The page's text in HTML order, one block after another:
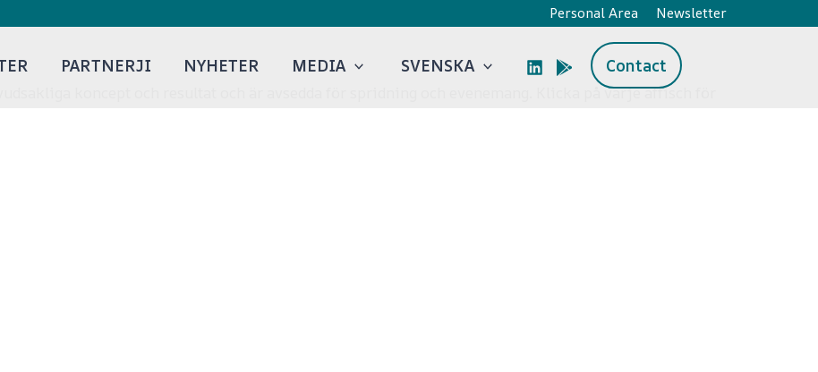
Personal Area Newsletter
PARTNERJI NYHETER MEDIA SVENSKA Contact
koncept och resultat och är avsedda för spridning och evenemang. Klicka på varje affisch för